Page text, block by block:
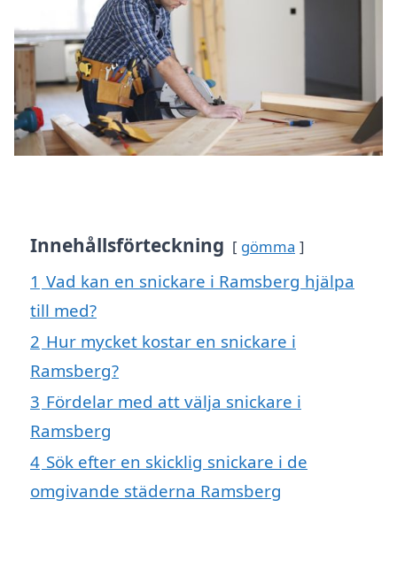
Innehållsförteckning gömma
1 Vad kan en snickare i Ramsberg hjälpa
till med?
2 Hur mycket kostar en snickare i
Ramsberg?
3 Fördelar med att välja snickare i
Ramsberg
4 Sök efter en skicklig snickare i de
omgivande städerna Ramsberg